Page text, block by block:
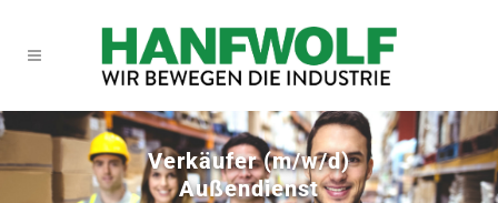
Verkäufer (m/w/d)
Außendienst